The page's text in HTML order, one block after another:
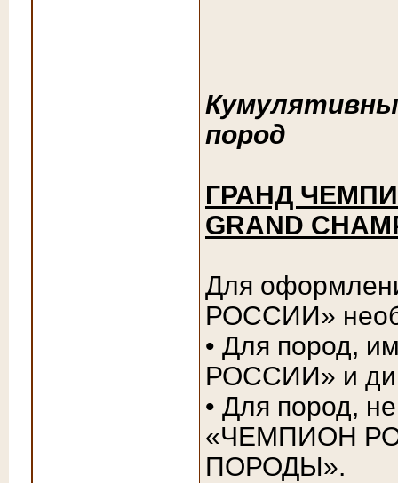
пород
ГРАНД
GRAND
Для
РОССИИ»
• Для пород,
РОССИИ» и
• Для пород,
«ЧЕМПИОН
ПОРОДЫ».